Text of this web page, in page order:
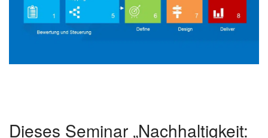
Dieses Seminar „Nachhaltigkeit: